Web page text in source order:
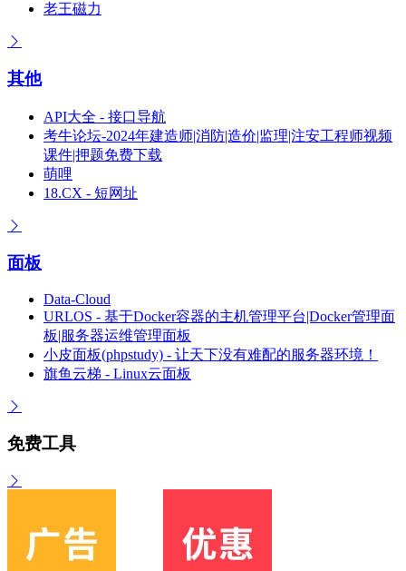
老王磁力
其他
API大全 - 接口导航
考牛论坛-2024年建造师|消防|造价|监理|注安工程师视频
课件|押题免费下载
萌哩
18.CX - 短网址
面板
Data-Cloud
URLOS - 基于Docker容器的主机管理平台|Docker管理面
板|服务器运维管理面板
小皮面板(phpstudy) - 让天下没有难配的服务器环境！
旗鱼云梯 - Linux云面板
免费工具